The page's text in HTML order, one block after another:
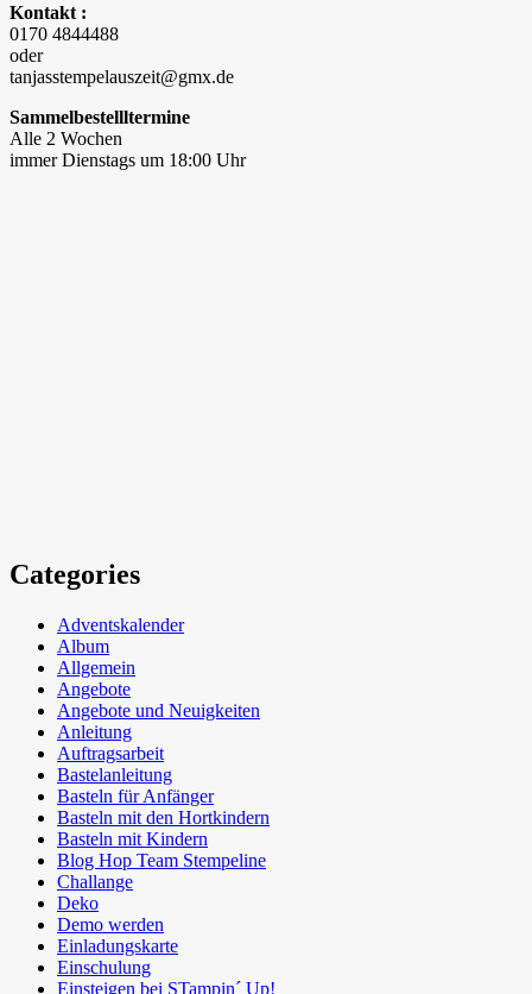
Kontakt :
0170 4844488
oder
tanjasstempelauszeit@gmx.de
Sammelbestellltermine
Alle 2 Wochen
immer Dienstags um 18:00 Uhr
Categories
Adventskalender
Album
Allgemein
Angebote
Angebote und Neuigkeiten
Anleitung
Auftragsarbeit
Bastelanleitung
Basteln für Anfänger
Basteln mit den Hortkindern
Basteln mit Kindern
Blog Hop Team Stempeline
Challange
Deko
Demo werden
Einladungskarte
Einschulung
Einsteigen bei STampin´ Up!